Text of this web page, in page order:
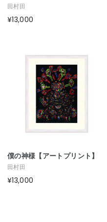
田村田
¥13,000
僕の神様【アートプリント】
田村田
¥13,000